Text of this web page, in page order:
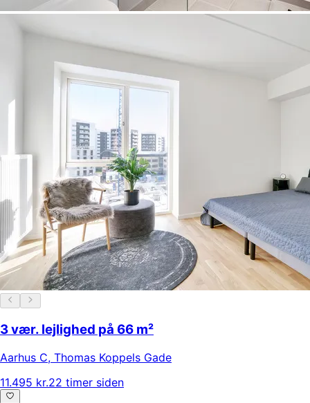
3 vær. lejlighed på 66 m²
Aarhus C, Thomas Koppels Gade
11.495 kr.22 timer siden